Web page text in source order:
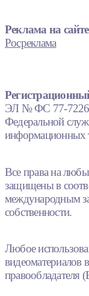
Реклама на сайте
Росреклама
ЭЛ № ФС 77-72266
Федеральной
информационных
Все права на
защищены в
международным
собственности.
Любое
видеоматериалов
правообладателя